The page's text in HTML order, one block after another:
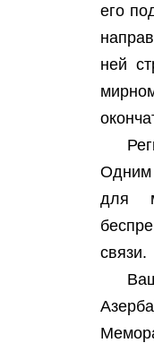
его
ней
Одним
для
связи.